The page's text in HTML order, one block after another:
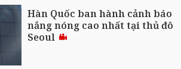
Hàn Quốc ban hành cảnh báo
nắng nóng cao nhất tại thủ đô
Seoul